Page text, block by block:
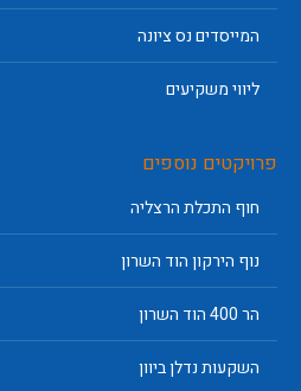
המייסדים נס ציונה
ליווי משקיעים
פרויקטים נוספים
חוף התכלת הרצליה
נוף הירקון הוד השרון
הר 400 הוד השרון
השקעות נדלן ביוון